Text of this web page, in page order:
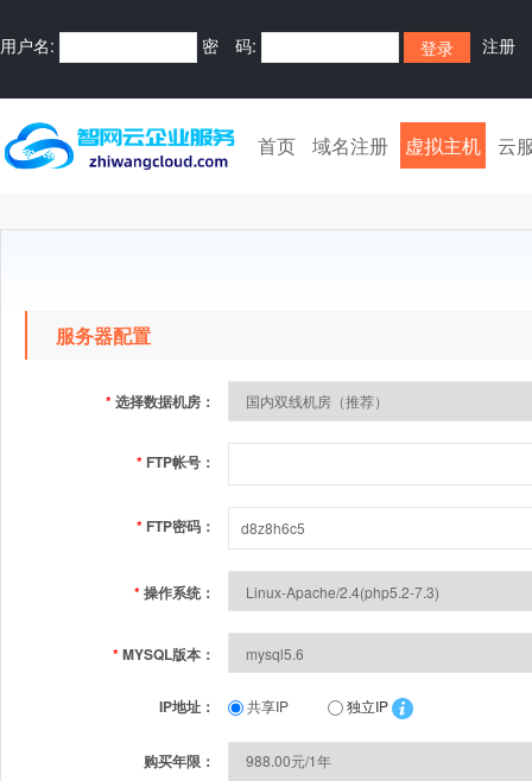
用户名: 密 码: 注册
首页 域名注册 虚拟主机 云
服务器配置
*选择数据机房：
* FTP帐号：
* FTP密码：
*操作系统：
*MYSQL版本：
IP地址： 共享IP 独立IP
购买年限：